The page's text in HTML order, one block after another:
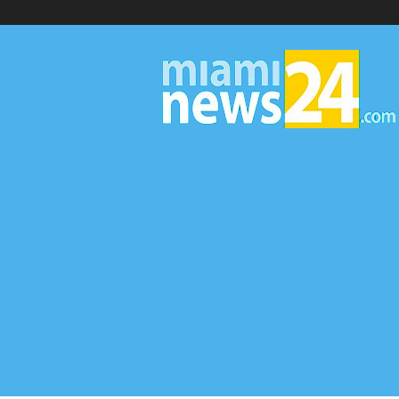
▷
Miami
News
24